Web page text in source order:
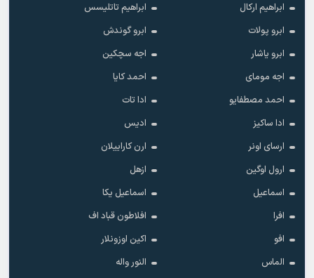
ابراهیم ارکال
ابراهیم تاتلیسس
ابرو پولات
ابرو گوندش
ابرو یاشار
اجه سچکین
اجه مومای
احمد کایا
احمد مصطفایو
ادا تات
ادا ساکیز
ادیس
ارسای اونر
ارن کاراییلان
ارول اوگین
ازهل
اسماعیل
اسماعیل یکا
افرا
افلاطون قباد اف
افو
اکین اوزونلار
الماس
النور واله